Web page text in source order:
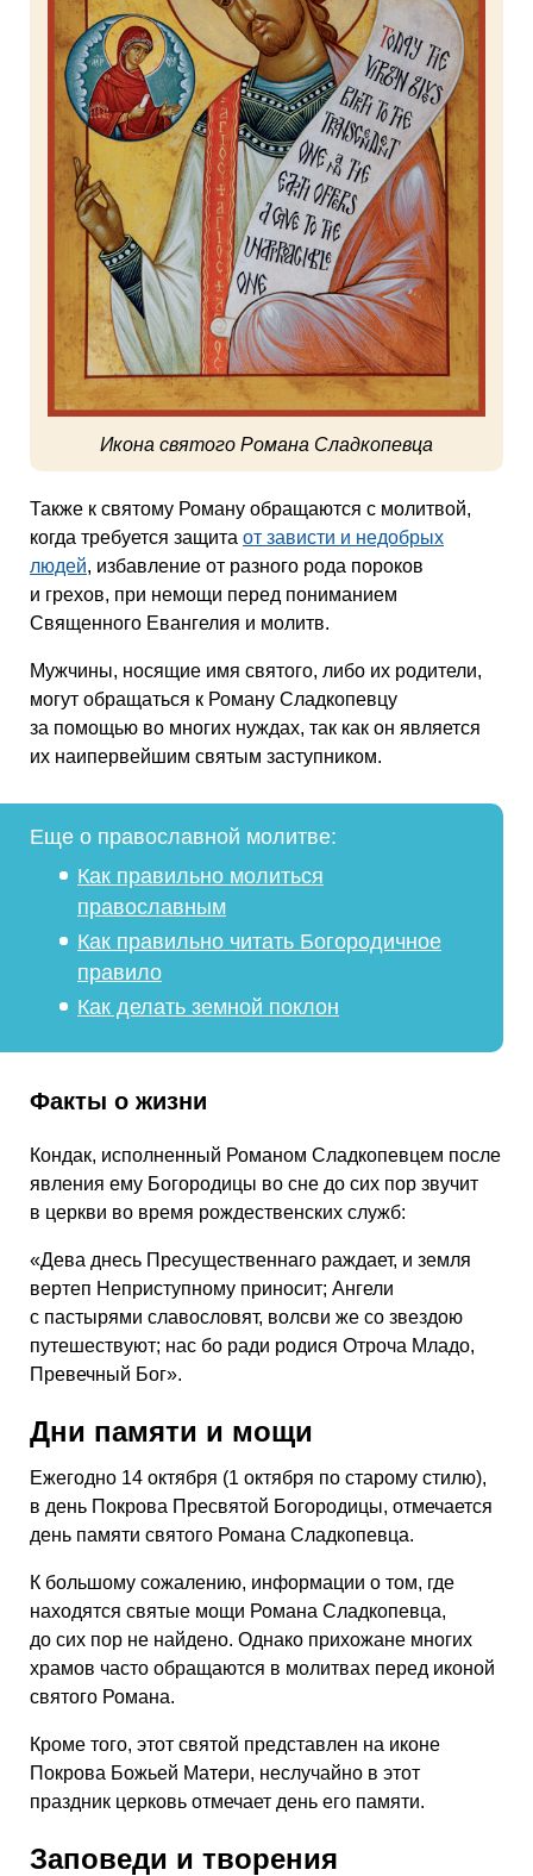
Икона святого Романа Сладкопевца
Также к святому Роману обращаются с молитвой,
когда требуется защита от зависти и недобрых
людей, избавление от разного рода пороков
и грехов, при немощи перед пониманием
Священного Евангелия и молитв.
Мужчины, носящие имя святого, либо их родители,
могут обращаться к Роману Сладкопевцу
за помощью во многих нуждах, так как он является
их наипервейшим святым заступником.
Еще о православной молитве:
Как правильно молиться
православным
Как правильно читать Богородичное
правило
Как делать земной поклон
Факты о жизни
Кондак, исполненный Романом Сладкопевцем после
явления ему Богородицы во сне до сих пор звучит
в церкви во время рождественских служб:
«Дева днесь Пресущественнаго раждает, и земля
вертеп Неприступному приносит; Ангели
с пастырями славословят, волсви же со звездою
путешествуют; нас бо ради родися Отроча Младо,
Превечный Бог».
Дни памяти и мощи
Ежегодно 14 октября (1 октября по старому стилю),
в день Покрова Пресвятой Богородицы, отмечается
день памяти святого Романа Сладкопевца.
К большому сожалению, информации о том, где
находятся святые мощи Романа Сладкопевца,
до сих пор не найдено. Однако прихожане многих
храмов часто обращаются в молитвах перед иконой
святого Романа.
Кроме того, этот святой представлен на иконе
Покрова Божьей Матери, неслучайно в этот
праздник церковь отмечает день его памяти.
Заповеди и творения